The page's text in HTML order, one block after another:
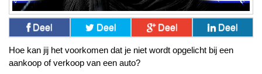
Deel Deel Deel Deel
Hoe kan jij het voorkomen dat je niet wordt opgelicht bij een
aankoop of verkoop van een auto?